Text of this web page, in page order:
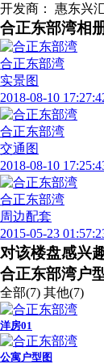
开发商：
惠东兴
合正东部湾相
合正东部湾
实景图
2018-08-10
合正东部湾
交通图
2018-08-10
合正东部湾
周边配套
2015-05-23
对该楼盘感兴
合正东部湾户
全部(7) 其他(7)
洋房01
公寓户型图